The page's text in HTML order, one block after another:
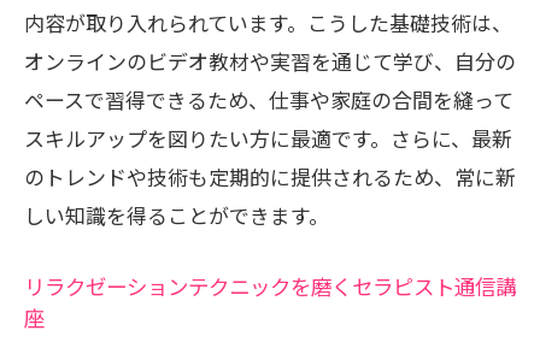
セラピスト通信講座で成功するための具
体的なステップ
セラピスト通信講座で学びを最大化する
方法
次のステップへ進むためのセラピスト通
信講座活用法
啓発のヒント
内容が取り入れられています。こうした基礎技術は、
オンラインのビデオ教材や実習を通じて学び、自分の
ペースで習得できるため、仕事や家庭の合間を縫って
スキルアップを図りたい方に最適です。さらに、最新
のトレンドや技術も定期的に提供されるため、常に新
しい知識を得ることができます。
リラクゼーションテクニックを磨くセラピスト通信講
座